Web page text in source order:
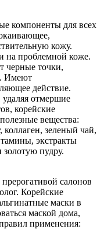
компоненты для всех
кожу.
на проблемной коже.
черные точки,
Имеют
действие.
отмершие
корейские
вещества:
зеленый чай,
экстракты
пудру.
салонов
Корейские
маски в
маской дома,
применения: